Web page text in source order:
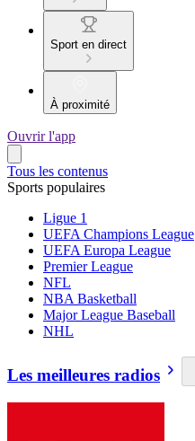
Sport en direct
À proximité
Ouvrir l'app
Tous les contenus
Sports populaires
Ligue 1
UEFA Champions League
UEFA Europa League
Premier League
NFL
NBA Basketball
Major League Baseball
NHL
Les meilleures radios